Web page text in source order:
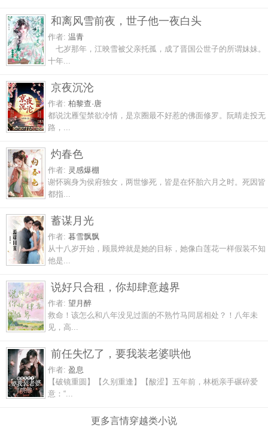
和离风雪前夜，世子他一夜白头
作者: 温青
七岁那年，江映雪被父亲托孤，成了晋国公世子的所谓妹妹。
十年...
京夜沉沦
作者: 柏黎查·唐
都说沈雁玺禁欲冷情，是京圈最不好惹的佛面修罗。阮晴走投无
路，...
灼春色
作者: 灵感爆棚
谢怀琬身为侯府独女，两世惨死，皆是在怀胎六月之时。死因皆
都指...
蓄谋月光
作者: 暮雪飘飘
从十八岁开始，顾晨烨就是她的目标，她像白莲花一样假装不知
他是...
说好只合租，你却肆意越界
作者: 望月醉
救命！该怎么和八年没见过面的不熟竹马同居相处？！八年未
见，高...
前任失忆了，要我装老婆哄他
作者: 盈息
【破镜重圆】【久别重逢】【酸涩】五年前，林栀亲手碾碎爱
意：“...
更多言情穿越类小说